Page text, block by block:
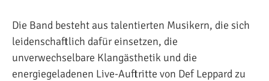
Die Band besteht aus talentierten Musikern, die sich
leidenschaftlich dafür einsetzen, die
unverwechselbare Klangästhetik und die
energiegeladenen Live-Auftritte von Def Leppard zu